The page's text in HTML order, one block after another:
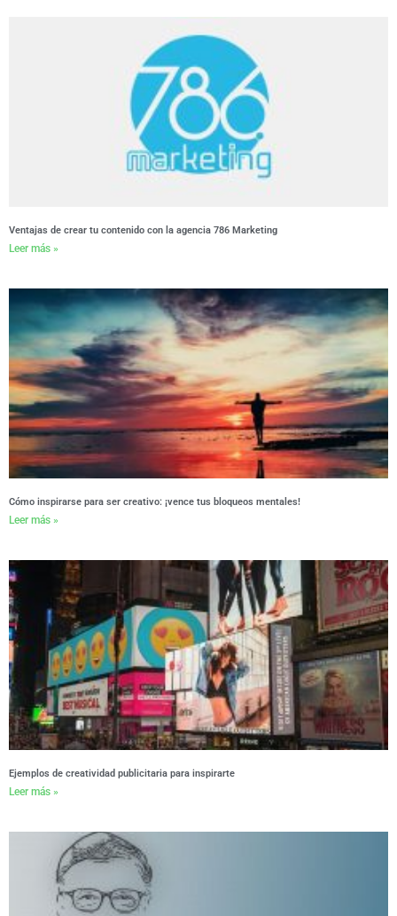
Ventajas de crear tu contenido con la agencia 786 Marketing
Leer más »
Cómo inspirarse para ser creativo: ¡vence tus bloqueos mentales!
Leer más »
Ejemplos de creatividad publicitaria para inspirarte
Leer más »